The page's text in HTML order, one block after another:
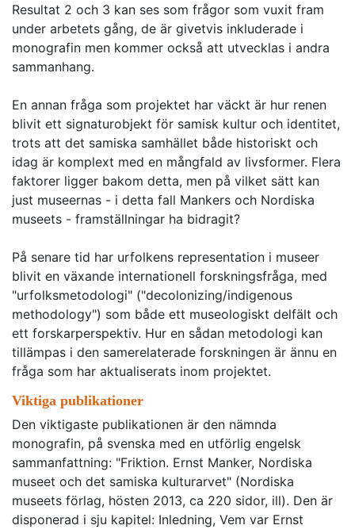
Resultat 2 och 3 kan ses som frågor som vuxit fram
under arbetets gång, de är givetvis inkluderade i
monografin men kommer också att utvecklas i andra
sammanhang.
En annan fråga som projektet har väckt är hur renen
blivit ett signaturobjekt för samisk kultur och identitet,
trots att det samiska samhället både historiskt och
idag är komplext med en mångfald av livsformer. Flera
faktorer ligger bakom detta, men på vilket sätt kan
just museernas - i detta fall Mankers och Nordiska
museets - framställningar ha bidragit?
På senare tid har urfolkens representation i museer
blivit en växande internationell forskningsfråga, med
"urfolksmetodologi" ("decolonizing/indigenous
methodology") som både ett museologiskt delfält och
ett forskarperspektiv. Hur en sådan metodologi kan
tillämpas i den samerelaterade forskningen är ännu en
fråga som har aktualiserats inom projektet.
Viktiga publikationer
Den viktigaste publikationen är den nämnda
monografin, på svenska med en utförlig engelsk
sammanfattning: "Friktion. Ernst Manker, Nordiska
museet och det samiska kulturarvet" (Nordiska
museets förlag, hösten 2013, ca 220 sidor, ill). Den är
disponerad i sju kapitel: Inledning, Vem var Ernst